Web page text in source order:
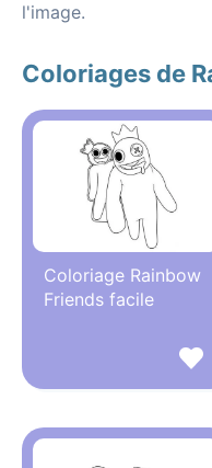
l'image.
Coloriages de
Coloriage Rainbow
Friends facile